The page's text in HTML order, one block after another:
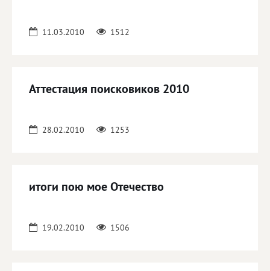
11.03.2010 1512
Аттестация поисковиков 2010
28.02.2010 1253
итоги пою мое Отечество
19.02.2010 1506